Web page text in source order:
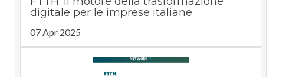
digitale per le imprese italiane
07 Apr 2025